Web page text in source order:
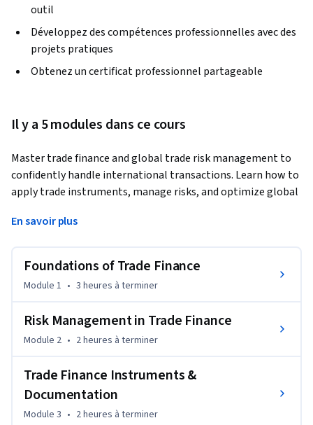
outil
Développez des compétences professionnelles avec des
projets pratiques
Obtenez un certificat professionnel partageable
Il y a 5 modules dans ce cours
Master trade finance and global trade risk management to
confidently handle international transactions. Learn how to
apply trade instruments, manage risks, and optimize global
This course provides a comprehensive understanding of
world applications in international trade. You will explore
the roles of buyers, sellers, and financial institutions, along
currency, and compliance risks.
and export financing techniques. The course also covers
essential tools and systems including Incoterms, SWIFT,
remittance processes, and international banking
En savoir plus
Foundations of Trade Finance
Module 1 • 3 heures à terminer
Risk Management in Trade Finance
Module 2 • 2 heures à terminer
Trade Finance Instruments &
Documentation
Module 3 • 2 heures à terminer